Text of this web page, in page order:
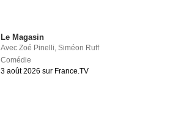
Le Magasin
AvecZoé Pinelli,Siméon Ruff
Comédie
3 août 2026 sur France.TV